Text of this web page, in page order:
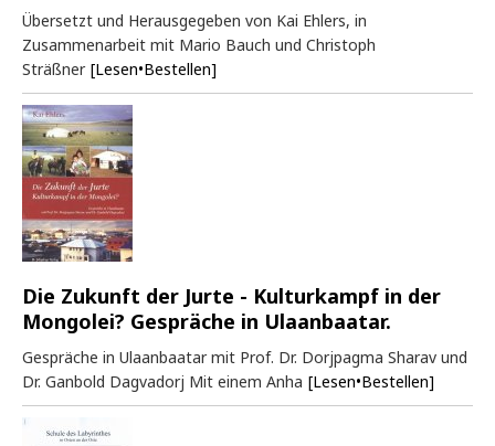
Übersetzt und Herausgegeben von Kai Ehlers, in
Zusammenarbeit mit Mario Bauch und Christoph
Sträßner [Lesen•Bestellen]
Die Zukunft der Jurte - Kulturkampf in der
Mongolei? Gespräche in Ulaanbaatar.
Gespräche in Ulaanbaatar mit Prof. Dr. Dorjpagma Sharav und
Dr. Ganbold Dagvadorj Mit einem Anha [Lesen•Bestellen]